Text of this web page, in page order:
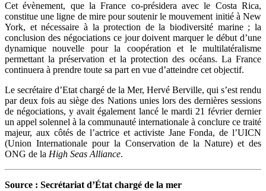
Cet évènement, que la France co-présidera avec le Costa Rica,
constitue une ligne de mire pour soutenir le mouvement initié à New
York, et nécessaire à la protection de la biodiversité marine ; la
conclusion des négociations ce jour doivent marquer le début d’une
dynamique nouvelle pour la coopération et le multilatéralisme
permettant la préservation et la protection des océans. La France
continuera à prendre toute sa part en vue d’atteindre cet objectif.
Le secrétaire d’Etat chargé de la Mer, Hervé Berville, qui s’est rendu
par deux fois au siège des Nations unies lors des dernières sessions
de négociations, y avait également lancé le mardi 21 février dernier
un appel solennel à la communauté internationale à conclure ce traité
majeur, aux côtés de l’actrice et activiste Jane Fonda, de l’UICN
(Union Internationale pour la Conservation de la Nature) et des
ONG de la High Seas Alliance.
Source : Secrétariat d’État chargé de la mer